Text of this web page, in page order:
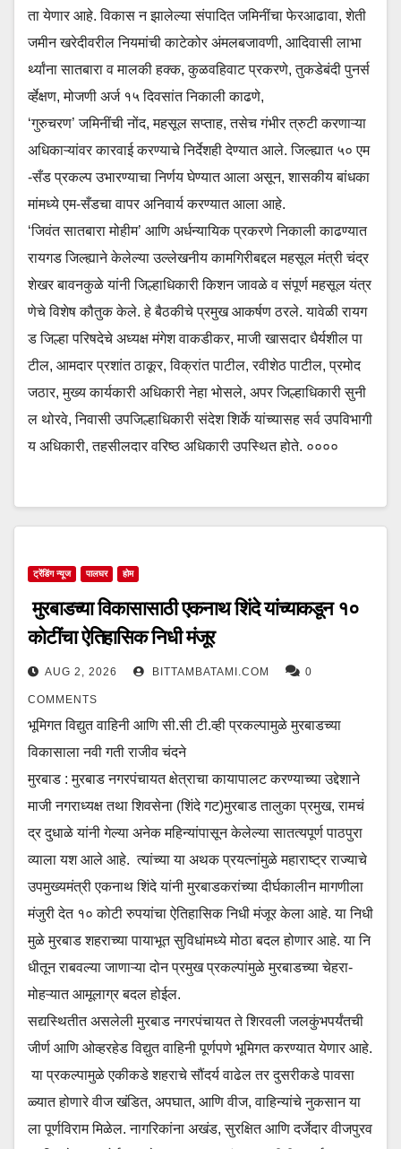
ता येणार आहे. विकास न झालेल्या संपादित जमिनींचा फेरआढावा, शेती
जमीन खरेदीवरील नियमांची काटेकोर अंमलबजावणी, आदिवासी लाभा
र्थ्यांना सातबारा व मालकी हक्क, कुळवहिवाट प्रकरणे, तुकडेबंदी पुनर्स
र्व्हेक्षण, मोजणी अर्ज १५ दिवसांत निकाली काढणे,
‘गुरुचरण’ जमिनींची नोंद, महसूल सप्ताह, तसेच गंभीर त्रुटी करणाऱ्या
अधिकाऱ्यांवर कारवाई करण्याचे निर्देशही देण्यात आले. जिल्ह्यात ५० एम
-सँड प्रकल्प उभारण्याचा निर्णय घेण्यात आला असून, शासकीय बांधका
मांमध्ये एम-सँडचा वापर अनिवार्य करण्यात आला आहे.
‘जिवंत सातबारा मोहीम’ आणि अर्धन्यायिक प्रकरणे निकाली काढण्यात
रायगड जिल्ह्याने केलेल्या उल्लेखनीय कामगिरीबद्दल महसूल मंत्री चंद्र
शेखर बावनकुळे यांनी जिल्हाधिकारी किशन जावळे व संपूर्ण महसूल यंत्र
णेचे विशेष कौतुक केले. हे बैठकीचे प्रमुख आकर्षण ठरले. यावेळी रायग
ड जिल्हा परिषदेचे अध्यक्ष मंगेश वाकडीकर, माजी खासदार धैर्यशील पा
टील, आमदार प्रशांत ठाकूर, विक्रांत पाटील, रवीशेठ पाटील, प्रमोद
जठार, मुख्य कार्यकारी अधिकारी नेहा भोसले, अपर जिल्हाधिकारी सुनी
ल थोरवे, निवासी उपजिल्हाधिकारी संदेश शिर्के यांच्यासह सर्व उपविभागी
य अधिकारी, तहसीलदार वरिष्ठ अधिकारी उपस्थित होते. ००००
ट्रेंडिंग न्यूज पालघर होम
मुरबाडच्या विकासासाठी एकनाथ शिंदे यांच्याकडून १०
कोटींचा ऐतिहासिक निधी मंजूर
AUG 2, 2026 BITTAMBATAMI.COM 0
COMMENTS
भूमिगत विद्युत वाहिनी आणि सी.सी टी.व्ही प्रकल्पामुळे मुरबाडच्या
विकासाला नवी गती राजीव चंदने
मुरबाड : मुरबाड नगरपंचायत क्षेत्राचा कायापालट करण्याच्या उद्देशाने
माजी नगराध्यक्ष तथा शिवसेना (शिंदे गट)मुरबाड तालुका प्रमुख, रामचं
द्र दुधाळे यांनी गेल्या अनेक महिन्यांपासून केलेल्या सातत्यपूर्ण पाठपुरा
व्याला यश आले आहे. त्यांच्या या अथक प्रयत्नांमुळे महाराष्ट्र राज्याचे
उपमुख्यमंत्री एकनाथ शिंदे यांनी मुरबाडकरांच्या दीर्घकालीन मागणीला
मंजुरी देत १० कोटी रुपयांचा ऐतिहासिक निधी मंजूर केला आहे. या निधी
मुळे मुरबाड शहराच्या पायाभूत सुविधांमध्ये मोठा बदल होणार आहे. या नि
धीतून राबवल्या जाणाऱ्या दोन प्रमुख प्रकल्पांमुळे मुरबाडच्या चेहरा-
मोहऱ्यात आमूलाग्र बदल होईल.
सद्यस्थितीत असलेली मुरबाड नगरपंचायत ते शिरवली जलकुंभपर्यंतची
जीर्ण आणि ओव्हरहेड विद्युत वाहिनी पूर्णपणे भूमिगत करण्यात येणार आहे.
या प्रकल्पामुळे एकीकडे शहराचे सौंदर्य वाढेल तर दुसरीकडे पावसा
ळ्यात होणारे वीज खंडित, अपघात, आणि वीज, वाहिन्यांचे नुकसान या
ला पूर्णविराम मिळेल. नागरिकांना अखंड, सुरक्षित आणि दर्जेदार वीजपुरव